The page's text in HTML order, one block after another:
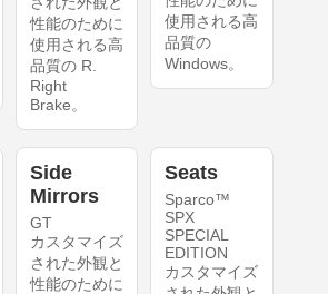
性能のために
使用される高
品質の R.
Right
Brake。
使用される高
品質の
Windows。
Side
Mirrors
GT
カスタマイズ
された外観と
性能のために
Seats
Sparco™
SPX
SPECIAL
EDITION
カスタマイズ